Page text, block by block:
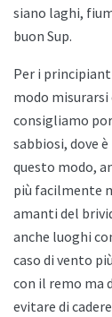
siano laghi,
buon Sup.
Per i
modo misurarsi
consigliamo
sabbiosi, dove
questo modo,
più facilmente
amanti del
anche luoghi
caso di vento
con il remo ma
evitare di